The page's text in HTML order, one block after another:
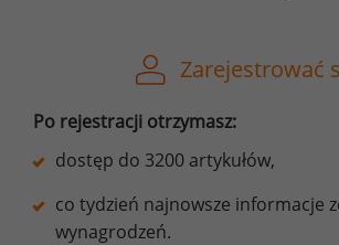
Zarejestrować
Po rejestracji otrzymasz:
dostęp do 3200 artykułów,
co tydzień najnowsze informacje
wynagrodzeń.